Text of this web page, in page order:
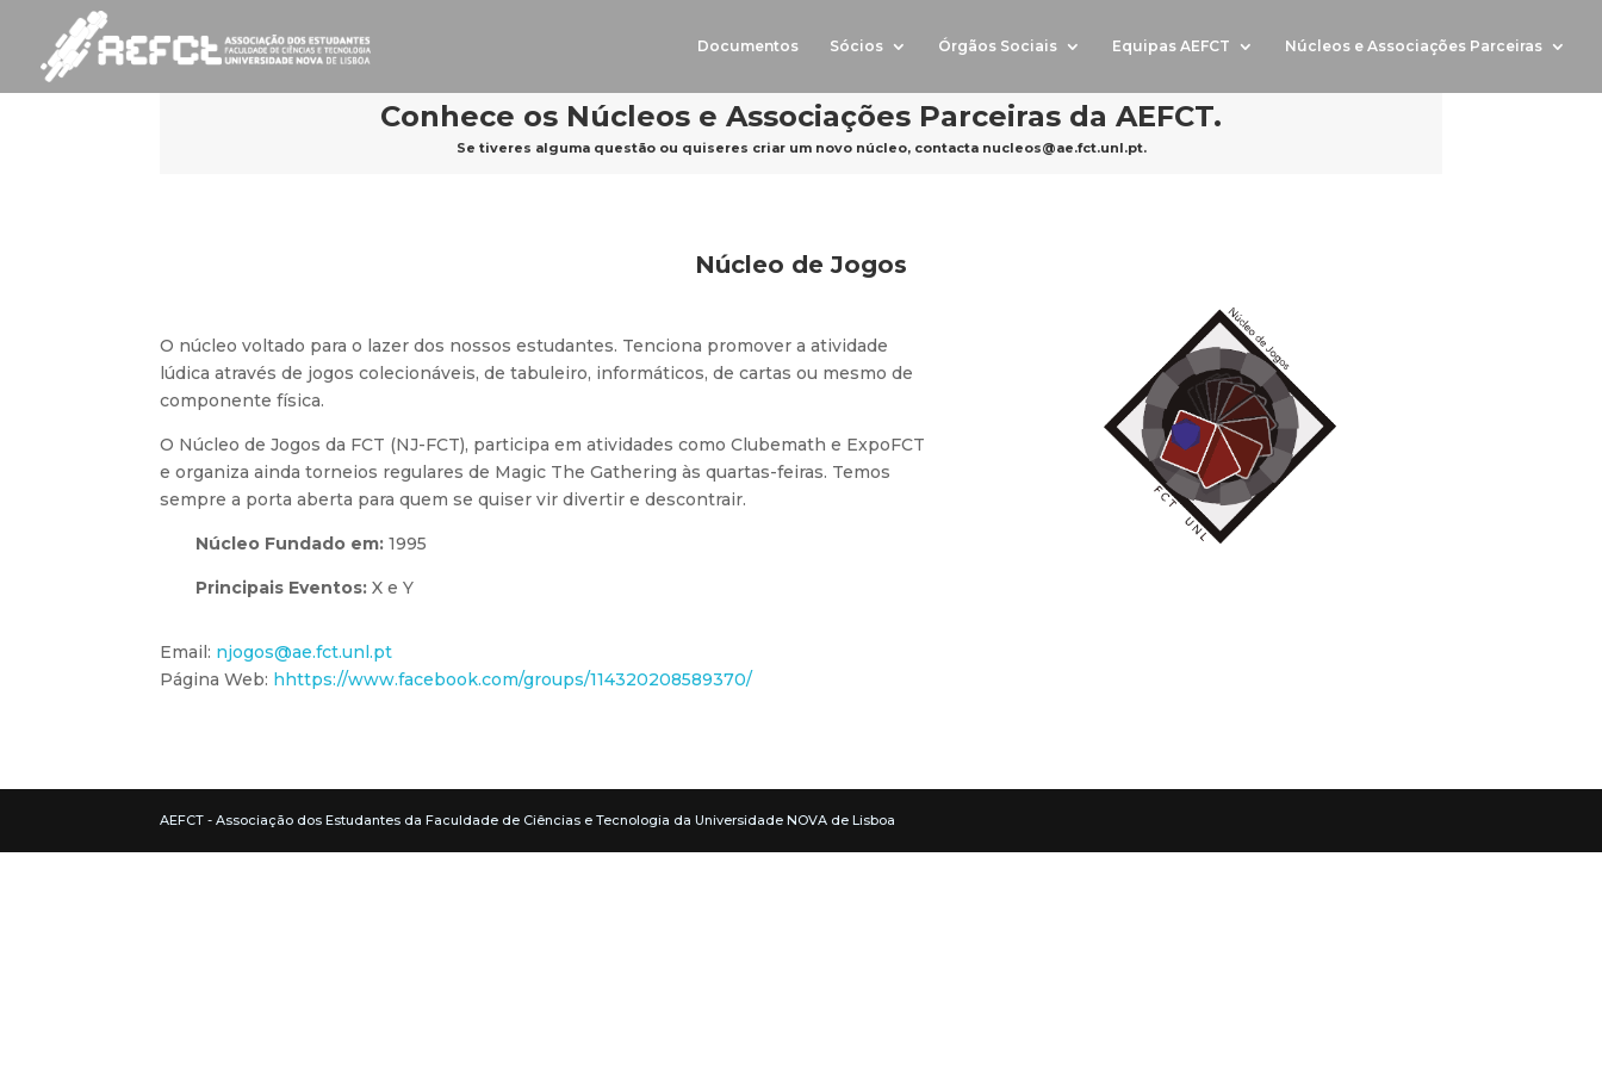
Documentos Sócios Órgãos Sociais Equipas AEFCT Núcleos e Associações Parceiras
Conhece os Núcleos e Associações Parceiras da AEFCT.
Se tiveres alguma questão ou quiseres criar um novo núcleo, contacta nucleos@ae.fct.unl.pt.
Núcleo de Jogos
O núcleo voltado para o lazer dos nossos estudantes. Tenciona promover a atividade
lúdica através de jogos colecionáveis, de tabuleiro, informáticos, de cartas ou mesmo de
componente física.
O Núcleo de Jogos da FCT (NJ-FCT), participa em atividades como Clubemath e ExpoFCT
e organiza ainda torneios regulares de Magic The Gathering às quartas-feiras. Temos
sempre a porta aberta para quem se quiser vir divertir e descontrair.
Núcleo Fundado em:1995
Principais Eventos:X e Y
Email: njogos@ae.fct.unl.pt
Página Web: hhttps://www.facebook.com/groups/114320208589370/
AEFCT - Associação dos Estudantes da Faculdade de Ciências e Tecnologia da Universidade NOVA de Lisboa